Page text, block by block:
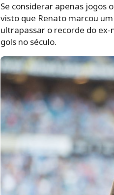
Se considerar apenas jogos
visto que Renato marcou
ultrapassar o recorde do
gols no século.